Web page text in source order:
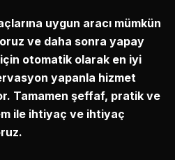
uygun aracı mümkün
ve daha sonra yapay
otomatik olarak en iyi
yapanla hizmet
Tamamen şeffaf, pratik ve
ile ihtiyaç ve ihtiyaç